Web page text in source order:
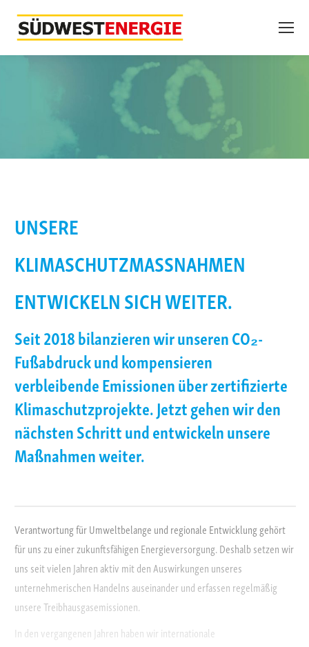
UNSERE
KLIMASCHUTZMASSNAHMEN E
NTWICKELN SICH WEITER.
Seit 2018 bilanzieren wir unseren CO₂-
Fußabdruck und kompensieren
verbleibende Emissionen über zertifizierte
Klimaschutzprojekte. Jetzt gehen wir den
nächsten Schritt und entwickeln unsere
Maßnahmen weiter.
Verantwortung für Umweltbelange und regionale Entwicklung gehört
für uns zu einer zukunftsfähigen Energieversorgung. Deshalb setzen wir
uns seit vielen Jahren aktiv mit den Auswirkungen unseres
unternehmerischen Handelns auseinander und erfassen regelmäßig
unsere Treibhausgasemissionen.
In den vergangenen Jahren haben wir internationale